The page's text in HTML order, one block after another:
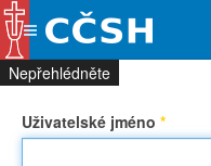
Uživatelské jméno *
Nepřehlédněte
Nepřehlédněte
Nepřehlédněte
Nepřehlédněte